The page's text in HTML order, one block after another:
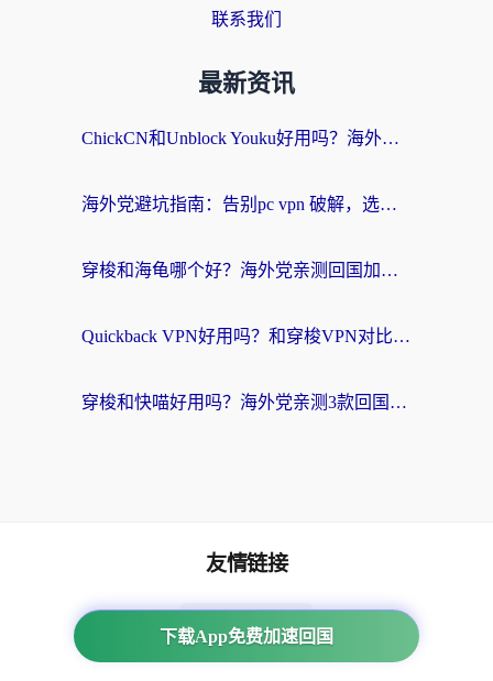
联系我们
最新资讯
ChickCN和Unblock Youku好用吗？海外党亲测3款回国加速器，附iOS免费选择指南
海外党避坑指南：告别pc vpn 破解，选对回国加速器轻松访问国内资源
穿梭和海龟哪个好？海外党亲测回国加速器，附电脑免费VPN推荐
Quickback VPN好用吗？和穿梭VPN对比哪个回国效果更好？海外党必看的真实测评与选择指南
穿梭和快喵好用吗？海外党亲测3款回国加速器，附日本回国VPN避坑指南
下载App免费加速回国
友情链接
番茄加速器